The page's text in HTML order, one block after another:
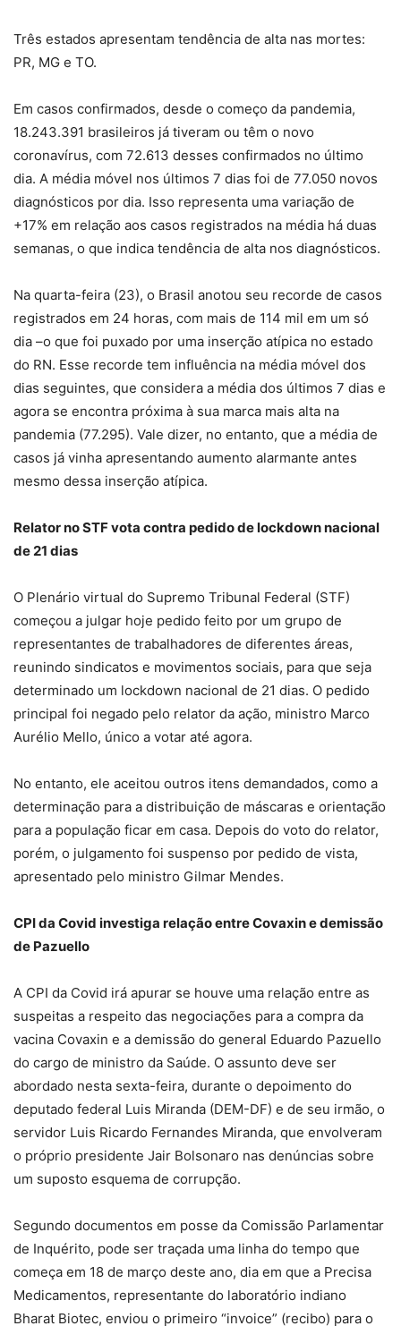
Três estados apresentam tendência de alta nas mortes:
PR, MG e TO.
Em casos confirmados, desde o começo da pandemia,
18.243.391 brasileiros já tiveram ou têm o novo
coronavírus, com 72.613 desses confirmados no último
dia. A média móvel nos últimos 7 dias foi de 77.050 novos
diagnósticos por dia. Isso representa uma variação de
+17% em relação aos casos registrados na média há duas
semanas, o que indica tendência de alta nos diagnósticos.
Na quarta-feira (23), o Brasil anotou seu recorde de casos
registrados em 24 horas, com mais de 114 mil em um só
dia –o que foi puxado por uma inserção atípica no estado
do RN. Esse recorde tem influência na média móvel dos
dias seguintes, que considera a média dos últimos 7 dias e
agora se encontra próxima à sua marca mais alta na
pandemia (77.295). Vale dizer, no entanto, que a média de
casos já vinha apresentando aumento alarmante antes
mesmo dessa inserção atípica.
Relator no STF vota contra pedido de lockdown nacional
de 21 dias
O Plenário virtual do Supremo Tribunal Federal (STF)
começou a julgar hoje pedido feito por um grupo de
representantes de trabalhadores de diferentes áreas,
reunindo sindicatos e movimentos sociais, para que seja
determinado um lockdown nacional de 21 dias. O pedido
principal foi negado pelo relator da ação, ministro Marco
Aurélio Mello, único a votar até agora.
No entanto, ele aceitou outros itens demandados, como a
determinação para a distribuição de máscaras e orientação
para a população ficar em casa. Depois do voto do relator,
porém, o julgamento foi suspenso por pedido de vista,
apresentado pelo ministro Gilmar Mendes.
CPI da Covid investiga relação entre Covaxin e demissão
de Pazuello
A CPI da Covid irá apurar se houve uma relação entre as
suspeitas a respeito das negociações para a compra da
vacina Covaxin e a demissão do general Eduardo Pazuello
do cargo de ministro da Saúde. O assunto deve ser
abordado nesta sexta-feira, durante o depoimento do
deputado federal Luis Miranda (DEM-DF) e de seu irmão, o
servidor Luis Ricardo Fernandes Miranda, que envolveram
o próprio presidente Jair Bolsonaro nas denúncias sobre
um suposto esquema de corrupção.
Segundo documentos em posse da Comissão Parlamentar
de Inquérito, pode ser traçada uma linha do tempo que
começa em 18 de março deste ano, dia em que a Precisa
Medicamentos, representante do laboratório indiano
Bharat Biotec, enviou o primeiro “invoice” (recibo) para o